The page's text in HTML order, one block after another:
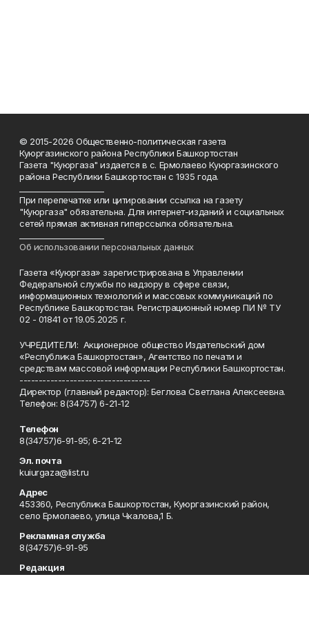
© 2015-2026 Общественно-политическая газета
Куюргазинского района Республики Башкортостан
Газета "Куюргаза" издается в с. Ермолаево Куюргазинского
района Республики Башкортостан с 1935 года.
При перепечатке или цитировании ссылка на газету
"Куюргаза" обязательна. Для интернет-изданий и социальных
сетей прямая активная гиперссылка обязательна.
Об использовании персональных данных
Газета «Куюргаза» зарегистрирована в Управлении
Федеральной службы по надзору в сфере связи,
информационных технологий и массовых коммуникаций по
Республике Башкортостан. Регистрационный номер ПИ № ТУ
02 - 01841 от 19.05.2025 г.
УЧРЕДИТЕЛИ: Акционерное общество Издательский дом
«Республика Башкортостан», Агентство по печати и
средствам массовой информации Республики Башкортостан.
----------------------------------
Директор (главный редактор): Беглова Светлана Алексеевна.
Телефон: 8(34757) 6-21-12
Телефон
8(34757)6-91-95; 6-21-12
Эл. почта
kuiurgaza@list.ru
Адрес
453360, Республика Башкортостан, Куюргазинский район,
село Ермолаево, улица Чкалова,1 Б.
Рекламная служба
8(34757)6-91-95
Редакция